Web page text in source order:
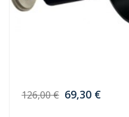
126,00 € 69,30 €